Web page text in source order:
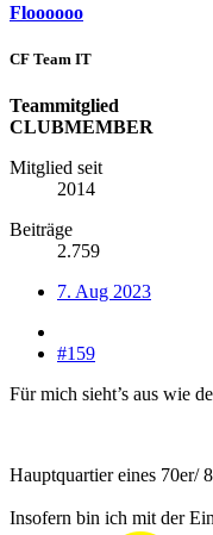
Floooooo
CF Team IT
Teammitglied
CLUBMEMBER
Mitglied seit
2014
Beiträge
2.759
7. Aug 2023
#159
Für mich sieht’s aus wie
Hauptquartier eines 70er/
Insofern bin ich mit der